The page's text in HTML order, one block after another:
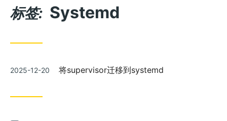
章
标签: Systemd
发
2025-12-20 将supervisor迁移到systemd